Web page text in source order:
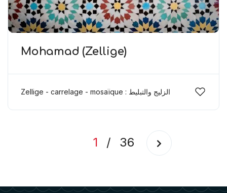
Mohamad (Zellige)
Zellige - carrelage - mosaïque : الزليج والتبليط
1 / 36